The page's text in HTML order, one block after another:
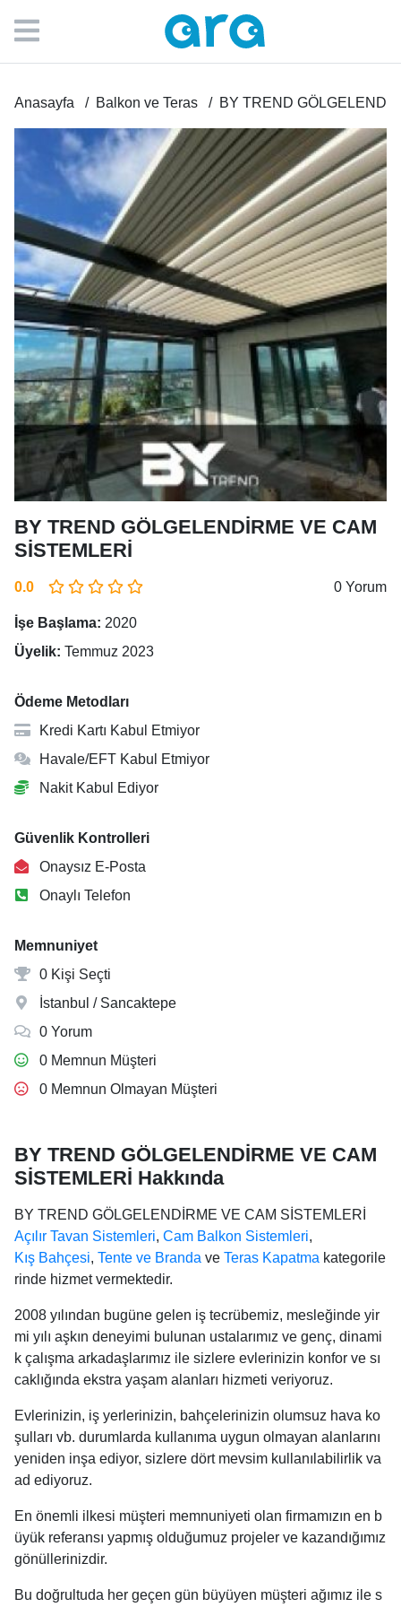
Anasayfa Balkon ve Teras BY TREND
BY TREND GÖLGELENDİRME VE CAM
SİSTEMLERİ
0.0 0 Yorum
İşe Başlama: 2020
Üyelik: Temmuz 2023
Ödeme Metodları
Kredi Kartı Kabul Etmiyor
Havale/EFT Kabul Etmiyor
Nakit Kabul Ediyor
Güvenlik Kontrolleri
Onaysız E-Posta
Onaylı Telefon
Memnuniyet
0 Kişi Seçti
İstanbul / Sancaktepe
0 Yorum
0 Memnun Müşteri
0 Memnun Olmayan Müşteri
BY TREND GÖLGELENDİRME VE CAM
SİSTEMLERİ Hakkında
BY TREND GÖLGELENDİRME VE CAM SİSTEMLERİ
Açılır Tavan Sistemleri, Cam Balkon Sistemleri,
Kış Bahçesi, Tente ve Branda ve Teras Kapatma kategorile
rinde hizmet vermektedir.
2008 yılından bugüne gelen iş tecrübemiz, mesleğinde yir
mi yılı aşkın deneyimi bulunan ustalarımız ve genç, dinami
k çalışma arkadaşlarımız ile sizlere evlerinizin konfor ve sı
caklığında ekstra yaşam alanları hizmeti veriyoruz.
Evlerinizin, iş yerlerinizin, bahçelerinizin olumsuz hava ko
şulları vb. durumlarda kullanıma uygun olmayan alanlarını
yeniden inşa ediyor, sizlere dört mevsim kullanılabilirlik va
ad ediyoruz.
En önemli ilkesi müşteri memnuniyeti olan firmamızın en b
üyük referansı yapmış olduğumuz projeler ve kazandığımız
gönüllerinizdir.
Bu doğrultuda her geçen gün büyüyen müşteri ağımız ile s